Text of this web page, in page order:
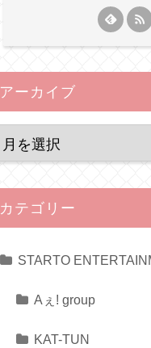
アーカイブ
カテゴリー
STARTO
Aぇ! group
KAT-TUN